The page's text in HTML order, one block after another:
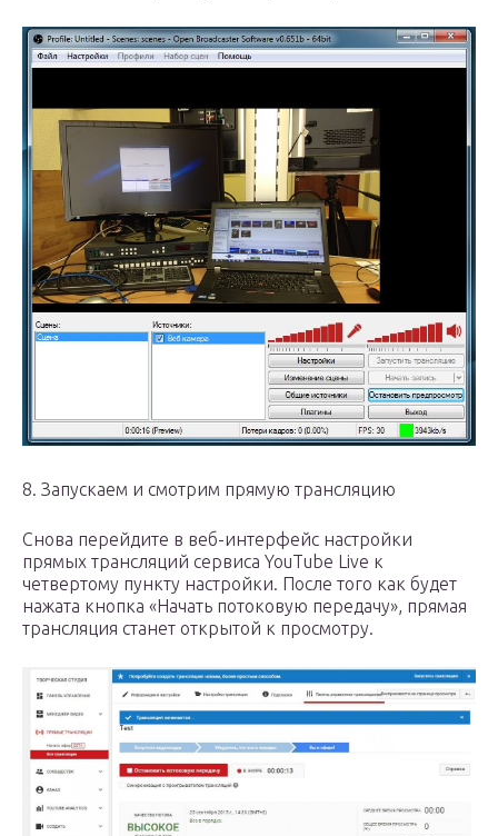
8. Запускаем и смотрим прямую трансляцию
Снова перейдите в веб-интерфейс настройки
прямых трансляций сервиса YouTube Live к
четвертому пункту настройки. После того как будет
нажата кнопка «Начать потоковую передачу», прямая
трансляция станет открытой к просмотру.